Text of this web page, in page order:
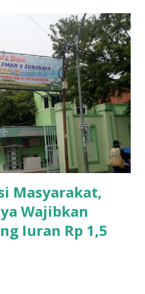
Masyarakat,
Wajibkan
Iuran Rp 1,5